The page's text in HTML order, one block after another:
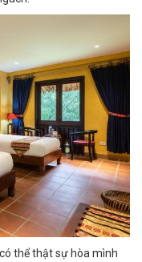
thể thật sự hòa mình